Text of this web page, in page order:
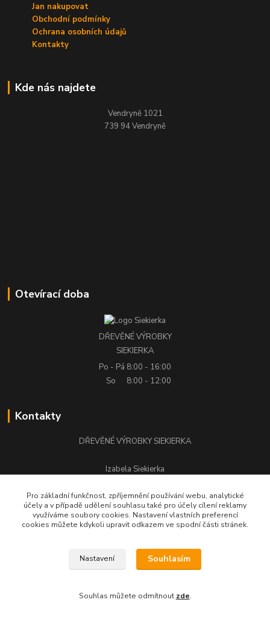
Jan nakupovat
Obchodní podmínky
Ochrana osobních údajů
Kontakty
Kde nás najdete
Vendryně 1021
739 94 Vendryně
Otevírací doba
DŘEVĚNÉ VÝROBKY
SIEKIERKA
Po - Pá 8:00 - 16:00
So
8:00 - 12:00
Kontakty
DŘEVĚNÉ VÝROBKY SIEKIERKA
Izabela Siekierka
stolarstwo.siekierka@seznam.cz
DŘEVĚNÉ VÝROBKY SIEKIERKA © Všechna práva vyhrazena.
Pro základní funkčnost, zpříjemnění používání webu, analytické
účely a v případě udělení souhlasu také pro účely cílení reklamy
využíváme soubory cookies. Nastavení vlastních preferencí
cookies můžete kdykoli upravit odkazem ve spodní části stránek.
Nastavení Souhlasím
Souhlas můžete odmítnout zde.